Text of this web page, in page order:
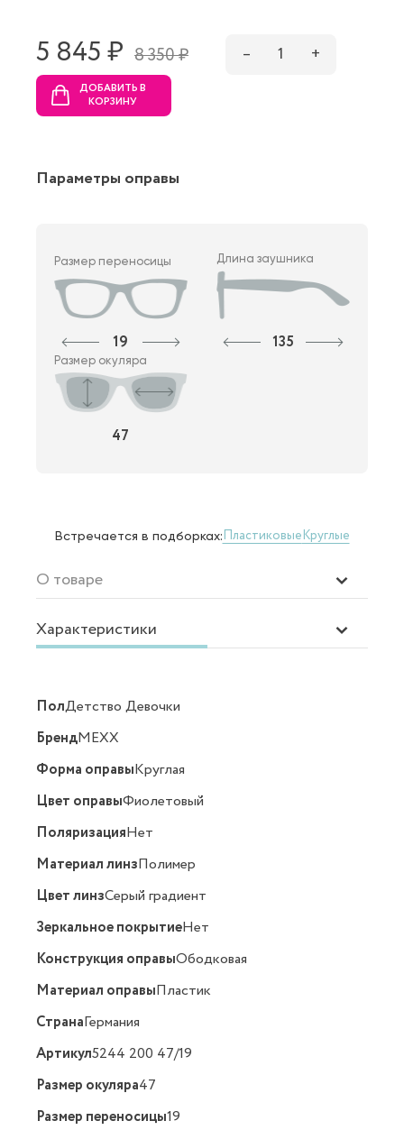
5 845 ₷ 8 350 ₷ – 1 +
ДОБАВИТЬ В
КОРЗИНУ
Параметры оправы
Размер переносицы
19
Длина заушника
135
Размер окуляра
47
Встречается в подборках:ПластиковыеКруглые
О товаре
Характеристики
ПолДетство Девочки
БрендMEXX
Форма оправыКруглая
Цвет оправыФиолетовый
ПоляризацияНет
Материал линзПолимер
Цвет линзСерый градиент
Зеркальное покрытиеНет
Конструкция оправыОбодковая
Материал оправыПластик
СтранаГермания
Артикул5244 200 47/19
Размер окуляра47
Размер переносицы19